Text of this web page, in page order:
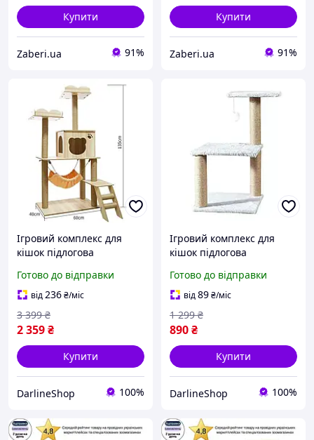
Купити
Zaberi.ua 91%
Купити
Zaberi.ua 91%
Ігровий комплекс для
кішок підлогова
багаторівнева котяча
лежанка з гамаком
Готово до відправки
від236₴/міс
2 359₴
3 399 ₴
Купити
DarlineShop 100%
Ігровий комплекс для
кішок підлогова
багаторівневе котяче
дерево
Готово до відправки
від89₴/міс
890₴
1 299 ₴
Купити
DarlineShop 100%